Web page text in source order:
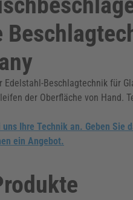
Edelstahl-Beschlagtechnik für
der Oberfläche von Hand.
Ihre Technik an. Geben Sie
ein Angebot.